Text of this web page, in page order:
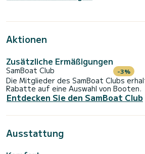
Aktionen
Zusätzliche Ermäßigungen
SamBoat Club -3%
Die Mitglieder des SamBoat Clubs
Rabatte auf eine Auswahl von Booten.
Entdecken Sie den SamBoat Club
Ausstattung